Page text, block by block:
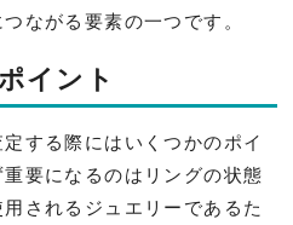
ながる要素の一つです。
イント
する際にはいくつかのポイ
要になるのはリングの状態
されるジュエリーであるた